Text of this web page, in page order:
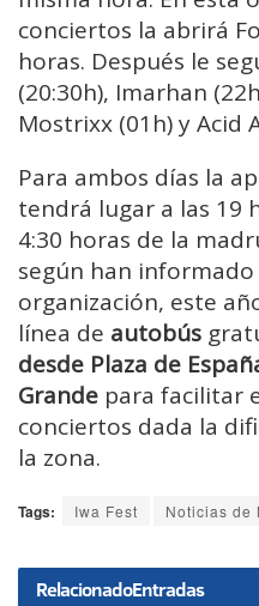
conciertos la abrirá
horas. Después le
(20:30h), Imarhan
Mostrixx (01h) y Acid
Para ambos días la
tendrá lugar a las 19
4:30 horas de la
según han
organización, este
línea de autobús
desde Plaza de
Grande para facilitar
conciertos dada la
la zona.
Tags: Iwa Fest Noticias de
RelacionadoEntradas